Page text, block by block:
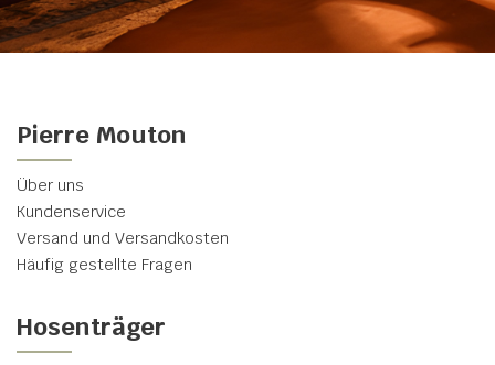
Pierre Mouton
Über uns
Kundenservice
Versand und Versandkosten
Häufig gestellte Fragen
Hosenträger